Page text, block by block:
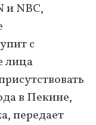
и NBC,
с
лица
в Пекине,
передает